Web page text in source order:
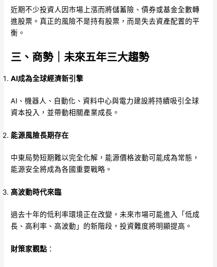
近期不少投資人因市場上漲而將儲蓄險、債券或基金全數轉
進股票。真正的風險不是持有股票，而是失去資產配置的平
衡。
三、商勢｜未來五年三大趨勢
AI成為全球經濟新引擎
AI、機器人、自動化、資料中心與電力建設將持續吸引全球
資本投入，並帶動相關產業成長。
能源風險長期存在
中東局勢短期難以完全化解，能源價格波動可能成為常態，
能源安全將成為各國重要戰略。
高波動時代來臨
過去十年的低利率環境正在改變，未來市場可能進入「低成
長、高利率、高波動」的新階段，投資難度將明顯提高。
財策家觀點 ：